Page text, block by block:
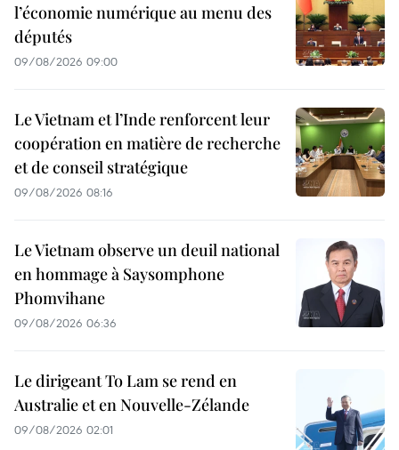
l’économie numérique au menu des
députés
09/08/2026 09:00
Le Vietnam et l’Inde renforcent leur
coopération en matière de recherche
et de conseil stratégique
09/08/2026 08:16
Le Vietnam observe un deuil national
en hommage à Saysomphone
Phomvihane
09/08/2026 06:36
Le dirigeant To Lam se rend en
Australie et en Nouvelle-Zélande
09/08/2026 02:01